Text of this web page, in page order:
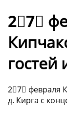
2⃣7⃣
гостей
2⃣7⃣ февраля
д. Кирга с